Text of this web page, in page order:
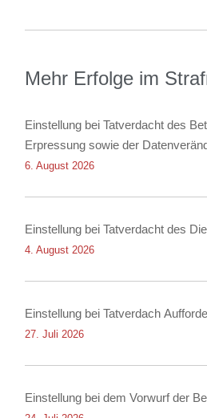
Mehr Erfolge im
Einstellung bei Tatverdacht des
Erpressung sowie der
6. August 2026
Einstellung bei Tatverdacht des
4. August 2026
Einstellung bei Tatverdach
27. Juli 2026
Einstellung bei dem Vorwurf der